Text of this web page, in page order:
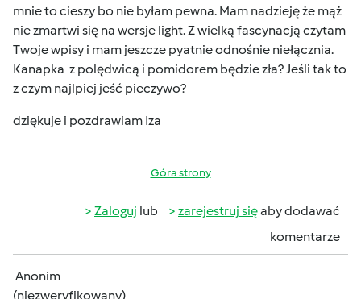
mnie to cieszy bo nie byłam pewna. Mam nadzieję że mąż
nie zmartwi się na wersje light. Z wielką fascynacją czytam
Twoje wpisy i mam jeszcze pyatnie odnośnie niełącznia.
Kanapka z polędwicą i pomidorem będzie zła? Jeśli tak to
z czym najlpiej jeść pieczywo?
dziękuje i pozdrawiam Iza
Góra strony
Zaloguj lub zarejestruj sięaby dodawać
komentarze
Anonim
(niezweryfikowany)